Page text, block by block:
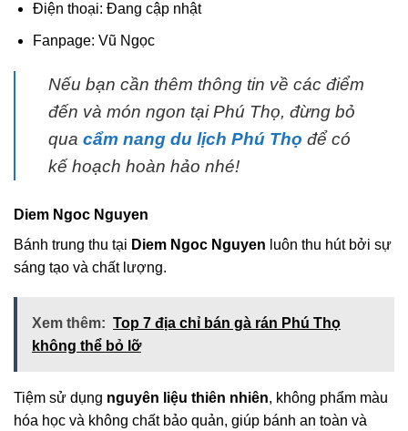
Điện thoại: Đang cập nhật
Fanpage: Vũ Ngọc
Nếu bạn cần thêm thông tin về các điểm
đến và món ngon tại Phú Thọ, đừng bỏ
qua cẩm nang du lịch Phú Thọ để có
kế hoạch hoàn hảo nhé!
Diem Ngoc Nguyen
Bánh trung thu tại Diem Ngoc Nguyen luôn thu hút bởi sự
sáng tạo và chất lượng.
Xem thêm: Top 7 địa chỉ bán gà rán Phú Thọ
không thể bỏ lỡ
Tiệm sử dụng nguyên liệu thiên nhiên, không phẩm màu
hóa học và không chất bảo quản, giúp bánh an toàn và